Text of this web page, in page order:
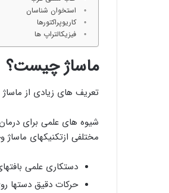
استخوان شناسان
کاریوپراکتورها
فیزیکالتراپ ها
ماساژ چیست؟
تعریف های زیادی از
شیوه های علمی برای
مختلفی ازتکنیکهای ماساژ
دستکاری علمی
حرکات دقیق دستها